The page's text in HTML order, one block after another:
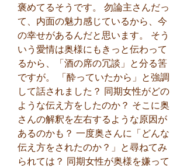
褒めてるそうです。 勿論主さんだっ
て、内面の魅力感じているから、今
の幸せがあるんだと思います。 そう
いう愛情は奥様にもきっと伝わって
るから、「酒の席の冗談」と分る筈
ですが。 「酔っていたから」と強調
して話されました？ 同期女性がどの
ような伝え方をしたのか？ そこに奥
さんの解釈を左右するような原因が
あるのかも？ 一度奥さんに「どんな
伝え方をされたのか？」と尋ねてみ
られては？ 同期女性が奥様を嫌って